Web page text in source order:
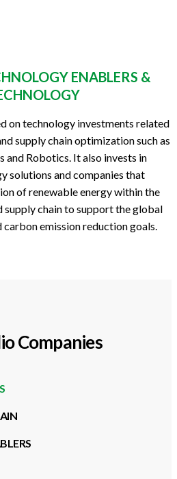
ENABLERS &
on technology investments related
supply chain optimization such as
and Robotics. It also invests in
solutions and companies that
of renewable energy within the
supply chain to support the global
emission reduction goals.
Companies